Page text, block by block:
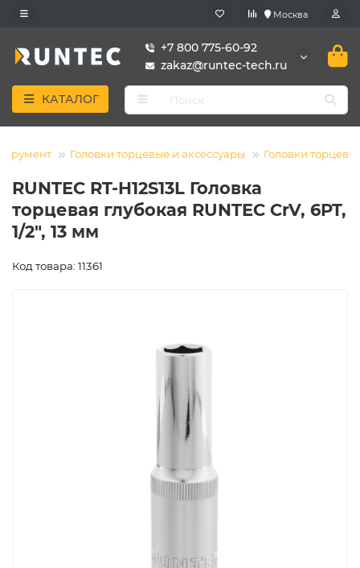
Москва
+7 800 775-60-92
zakaz@runtec-tech.ru
КАТАЛОГ
Головки торцевые и аксессуары Головки
RUNTEC RT-H12S13L Головка
торцевая глубокая RUNTEC CrV, 6PT,
1/2", 13 мм
Код товара: 11361